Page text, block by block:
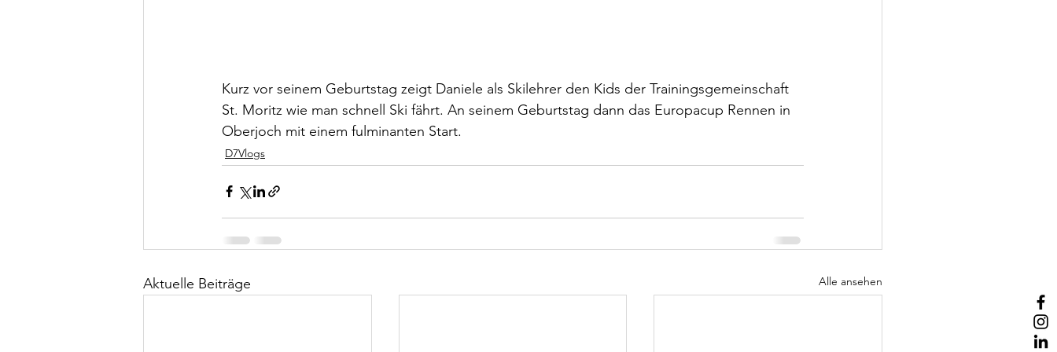
Kurz vor seinem Geburtstag zeigt Daniele als Skilehrer den Kids der Trainingsgemeinschaft
St. Moritz wie man schnell Ski fährt. An seinem Geburtstag dann das Europacup Rennen in
Oberjoch mit einem fulminanten Start.
D7Vlogs
Aktuelle Beiträge Alle ansehen